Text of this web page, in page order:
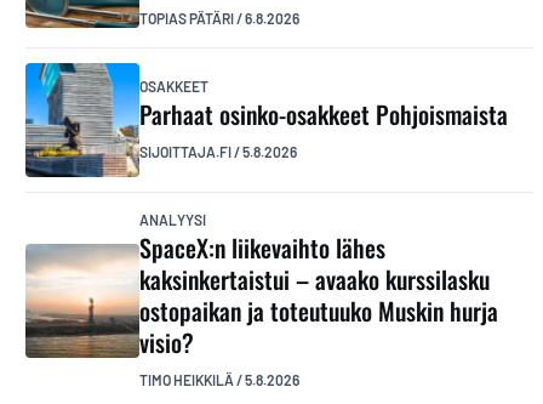
TOPIAS PÄTÄRI/6.8.2026
OSAKKEET
Parhaat osinko-osakkeet Pohjoismaista
SIJOITTAJA.FI/5.8.2026
ANALYYSI
SpaceX:n liikevaihto lähes
kaksinkertaistui – avaako kurssilasku
ostopaikan ja toteutuuko Muskin hurja
visio?
TIMO HEIKKILÄ /5.8.2026